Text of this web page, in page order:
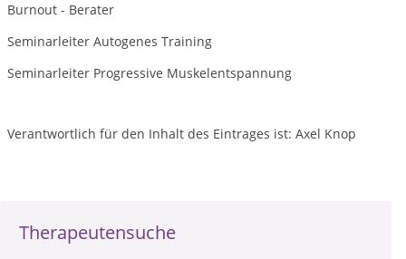
Therapeutensuche
Burnout - Berater
Seminarleiter Autogenes Training
Seminarleiter Progressive Muskelentspannung
Verantwortlich für den Inhalt des Eintrages ist: Axel Knop